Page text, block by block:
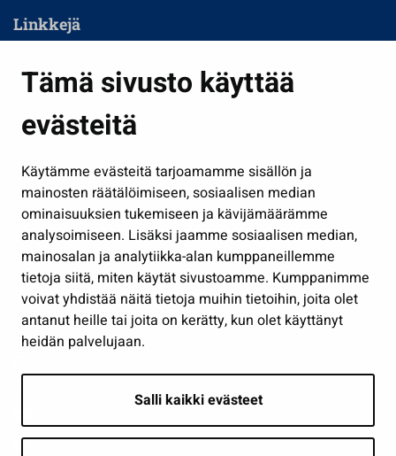
Tämä sivusto käyttää
evästeitä
Käytämme evästeitä tarjoamamme sisällön ja
mainosten räätälöimiseen, sosiaalisen median
ominaisuuksien tukemiseen ja kävijämäärämme
analysoimiseen. Lisäksi jaamme sosiaalisen median,
mainosalan ja analytiikka-alan kumppaneillemme
tietoja siitä, miten käytät sivustoamme. Kumppanimme
voivat yhdistää näitä tietoja muihin tietoihin, joita olet
antanut heille tai joita on kerätty, kun olet käyttänyt
heidän palvelujaan.
Salli kaikki evästeet
Linkkejä
Kasvatus ja opetus
Kulttuuri ja liikunta
Työ ja yrittäminen
Osallistu ja asioi
Näytä omat evästeasetukseni
Seuraa meitä